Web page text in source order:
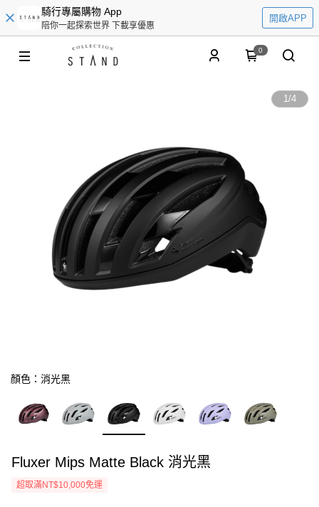
騎行專屬購物 App
陪你一起探索世界 下載享優惠
開啟APP
0
1/4
顏色：消光黑
Fluxer Mips Matte Black 消光黑
超取滿NT$10,000免運